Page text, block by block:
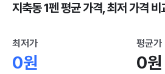
지축동 1펜 평균 가격, 최저 가격
최저가
0원
평균가
0원